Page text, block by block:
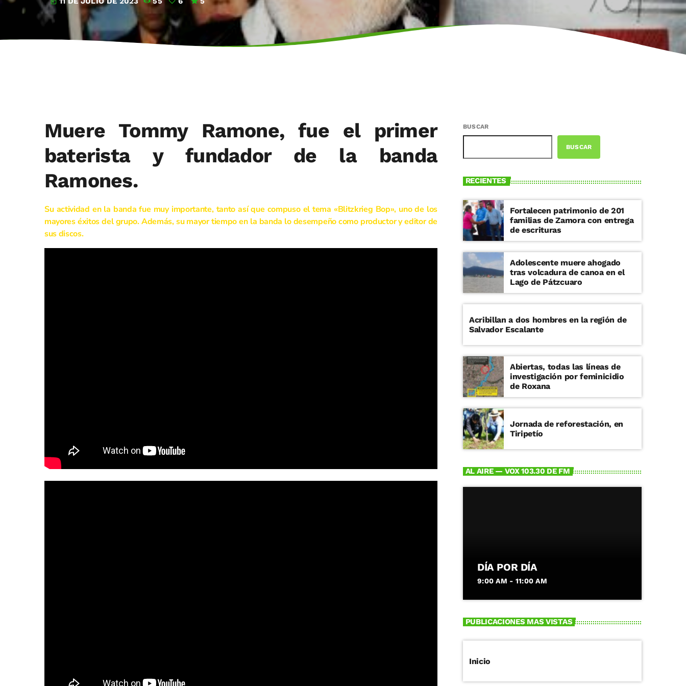
today
Muere Tommy Ramone, fue el primer
baterista y fundador de la banda
Ramones.
Su actividad en la banda fue muy importante, tanto así que compuso el tema «Blitzkrieg Bop», uno de los
mayores éxitos del grupo. Además, su mayor tiempo en la banda lo desempeño como productor y editor de
sus discos.
BUSCAR
BUSCAR
RECIENTES
Fortalecen patrimonio de 201
familias de Zamora con entrega
de escrituras
Adolescente muere ahogado
tras volcadura de canoa en el
Lago de Pátzcuaro
Acribillan a dos hombres en la región de
Salvador Escalante
Abiertas, todas las líneas de
investigación por feminicidio
de Roxana
Jornada de reforestación, en
Tiripetío
AL AIRE — VOX 103.30 DE FM
DÍA POR DÍA
9:00 AM - 11:00 AM
PUBLICACIONES MAS VISTAS
Inicio